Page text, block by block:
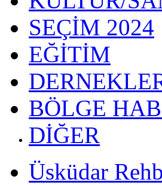
SEÇİM 2024
EĞİTİM
BÖLGE
DİĞER
Üsküdar